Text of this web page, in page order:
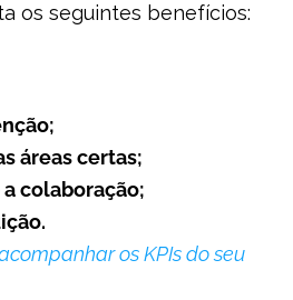
os seguintes benefícios:
áreas certas;
colaboração;
os KPIs do seu